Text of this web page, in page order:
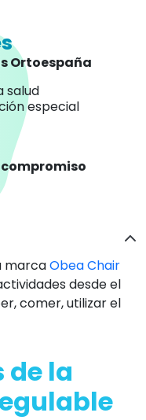
Ortoespaña
salud
especial
marcaObea Chair
desde el
comer, utilizar el
la